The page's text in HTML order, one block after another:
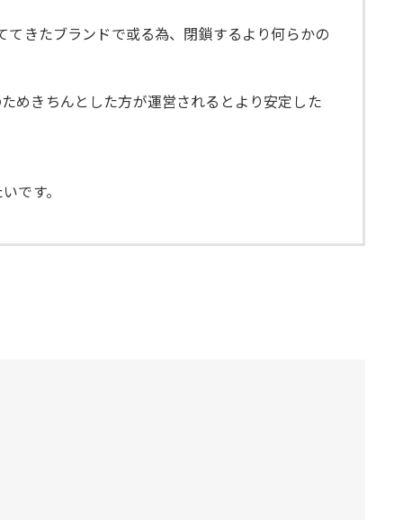
きたブランドで或る為、閉鎖するより何らかの
めきちんとした方が運営されるとより安定した
です。